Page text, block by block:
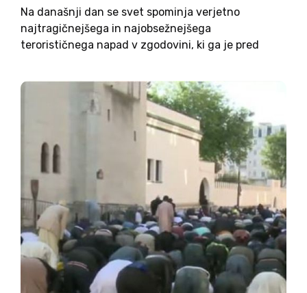
Na današnji dan se svet spominja verjetno
najtragičnejšega in najobsežnejšega
terorističnega napad v zgodovini, ki ga je pred
islamistična skupina Al Kajda. Spomin na tragični
dogodek so tudi letos obeležili številni voditelji in
funkcionarji, ki...